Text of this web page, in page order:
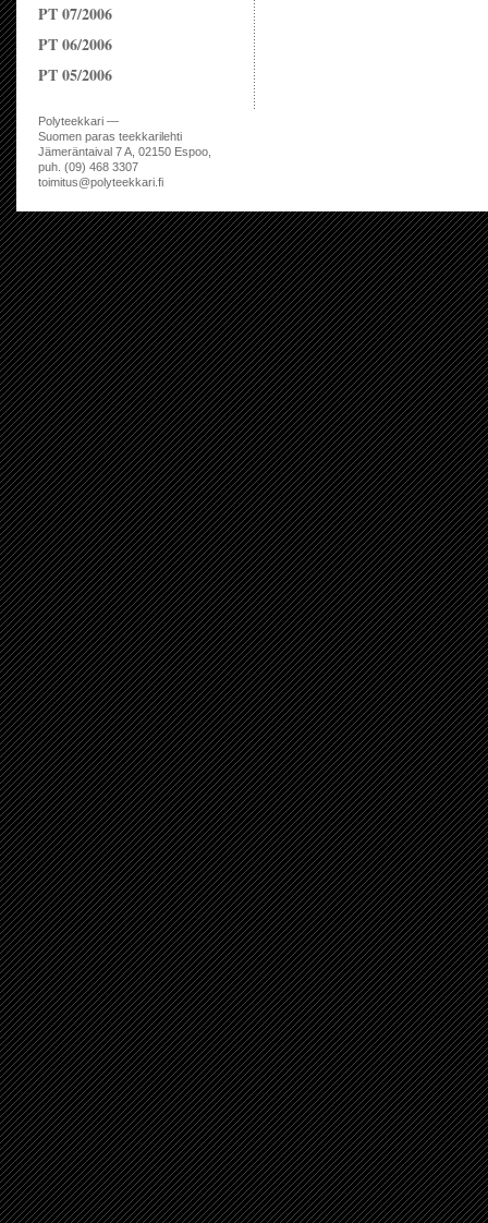
PT 07/2006
PT 06/2006
PT 05/2006
Polyteekkari —
Suomen paras teekkarilehti
Jämeräntaival 7 A, 02150 Espoo,
puh. (09) 468 3307
toimitus@polyteekkari.fi